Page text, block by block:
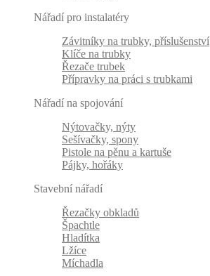
Nářadí pro instalatéry
Závitníky na trubky, příslušenství
Klíče na trubky
Řezače trubek
Přípravky na práci s trubkami
Nářadí na spojování
Nýtovačky, nýty
Sešívačky, spony
Pistole na pěnu a kartuše
Pájky, hořáky
Stavební nářadí
Řezačky obkladů
Špachtle
Hladítka
Lžíce
Míchadla